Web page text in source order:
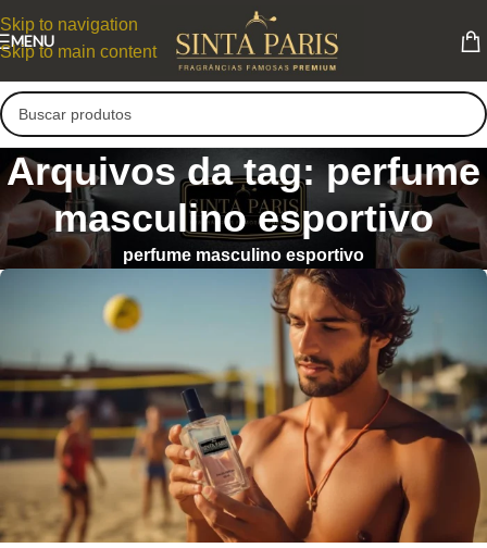
Skip to navigation
Skip to main content
MENU
Arquivos da tag: perfume
masculino esportivo
perfume masculino esportivo